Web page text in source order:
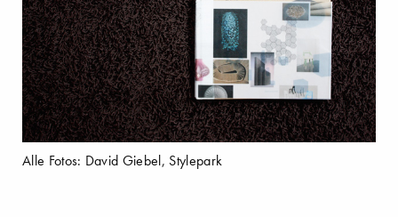
Alle Fotos: David Giebel, Stylepark